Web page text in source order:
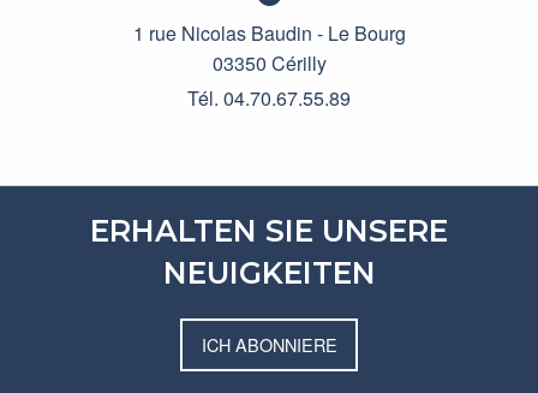
1 rue Nicolas Baudin - Le Bourg
03350 Cérilly
Tél. 04.70.67.55.89
ERHALTEN SIE UNSERE
NEUIGKEITEN
ICH ABONNIERE